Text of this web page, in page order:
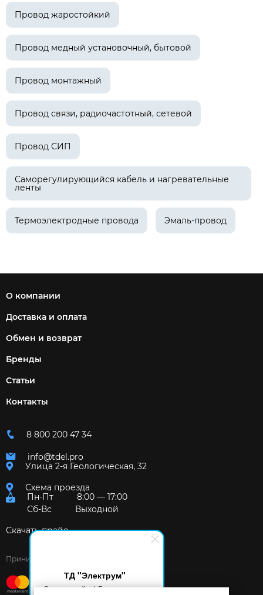
ТД "Электрум"
Здравствуйте! Готов помочь
Провод жаростойкий
Провод медный установочный, бытовой
Провод монтажный
Провод связи, радиочастотный, сетевой
Провод СИП
Саморегулирующийся кабель и нагревательные
ленты
Термоэлектродные провода Эмаль-провод
О компании
Доставка и оплата
Обмен и возврат
Бренды
Статьи
Контакты
8 800 200 47 34
info@tdel.pro
Улица 2-я Геологическая, 32
Схема проезда
Пн-Пт
8:00 — 17:00
Сб-Вс
Выходной
Скачать прайс
Принимаем к оплате: